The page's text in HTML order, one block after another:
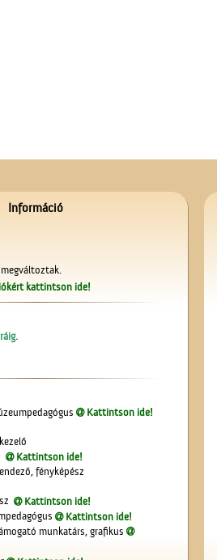
Információ
kattintson ide!
Kattintson ide!
Kattintson ide!
fényképész
Kattintson ide!
Kattintson ide!
munkatárs, grafikus